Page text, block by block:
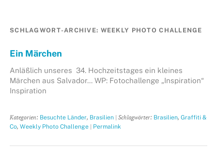
SCHLAGWORT-ARCHIVE: WEEKLY PHOTO CHALLENGE
Ein Märchen
Anläßlich unseres 34. Hochzeitstages ein kleines
Märchen aus Salvador… WP: Fotochallenge „Inspiration“
Inspiration
Kategorien: Besuchte Länder, Brasilien | Schlagwörter: Brasilien, Graffiti &
Co, Weekly Photo Challenge | Permalink